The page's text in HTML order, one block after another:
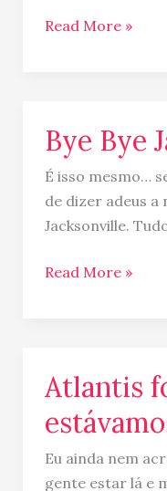
Read More »
Bye Bye
É isso mesmo…
de dizer adeus
Jacksonville.
Bye
Bye
Jacksonville
Read More »
Atlantis
Eu ainda nem
gente estar lá e
Atlantis
lançada…
Nós
estávamos